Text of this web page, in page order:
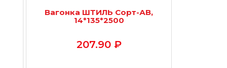
Вагонка ШТИЛЬ Сорт-АВ,
14*135*2500
207.90 ₽